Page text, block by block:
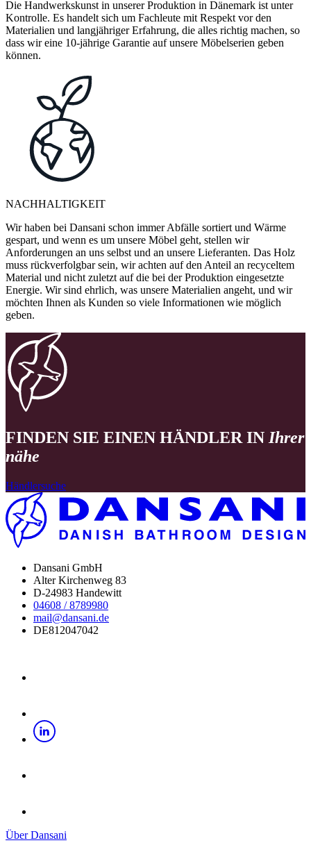
Die Handwerkskunst in unserer Produktion in Dänemark ist unter
Kontrolle. Es handelt sich um Fachleute mit Respekt vor den
Materialien und langjähriger Erfahrung, die alles richtig machen, so
dass wir eine 10-jährige Garantie auf unsere Möbelserien geben
können.
NACHHALTIGKEIT
Wir haben bei Dansani schon immer Abfälle sortiert und Wärme
gespart, und wenn es um unsere Möbel geht, stellen wir
Anforderungen an uns selbst und an unsere Lieferanten. Das Holz
muss rückverfolgbar sein, wir achten auf den Anteil an recyceltem
Material und nicht zuletzt auf die bei der Produktion eingesetzte
Energie. Wir sind ehrlich, was unsere Materialien angeht, und wir
möchten Ihnen als Kunden so viele Informationen wie möglich
geben.
FINDEN SIE EINEN HÄNDLER IN Ihrer
nähe
Händlersuche
Dansani GmbH
Alter Kirchenweg 83
D-24983 Handewitt
04608 / 8789980
mail@dansani.de
DE812047042
Über Dansani